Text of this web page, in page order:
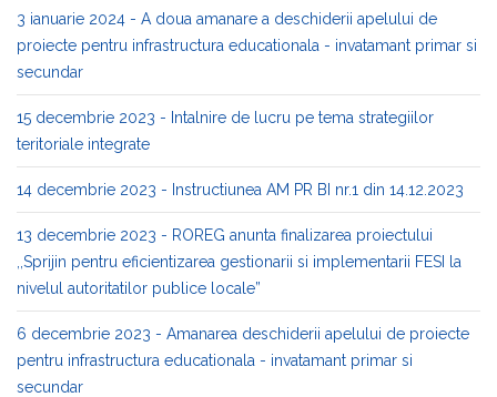
3 ianuarie 2024 - A doua amanare a deschiderii apelului de
proiecte pentru infrastructura educationala - invatamant primar si
secundar
15 decembrie 2023 - Intalnire de lucru pe tema strategiilor
teritoriale integrate
14 decembrie 2023 - Instructiunea AM PR BI nr.1 din 14.12.2023
13 decembrie 2023 - ROREG anunta finalizarea proiectului
,,Sprijin pentru eficientizarea gestionarii si implementarii FESI la
nivelul autoritatilor publice locale”
6 decembrie 2023 - Amanarea deschiderii apelului de proiecte
pentru infrastructura educationala - invatamant primar si
secundar